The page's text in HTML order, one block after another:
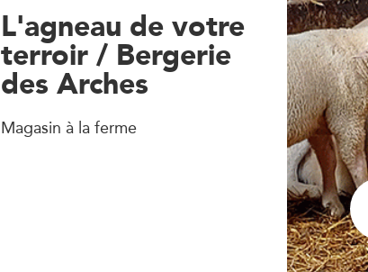
L'agneau de votre
terroir / Bergerie
des Arches
Magasin à la ferme